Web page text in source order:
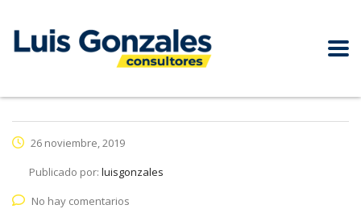
26 noviembre, 2019
Publicado por: luisgonzales
No hay comentarios